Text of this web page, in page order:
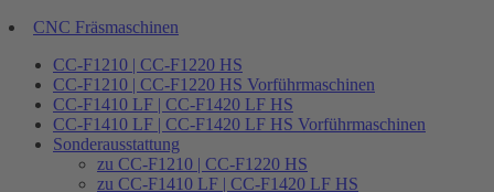
CNC Fräsmaschinen
CC-F1210 | CC-F1220 HS
CC-F1210 | CC-F1220 HS Vorführmaschinen
CC-F1410 LF | CC-F1420 LF HS
CC-F1410 LF | CC-F1420 LF HS Vorführmaschinen
Sonderausstattung
zu CC-F1210 | CC-F1220 HS
zu CC-F1410 LF | CC-F1420 LF HS